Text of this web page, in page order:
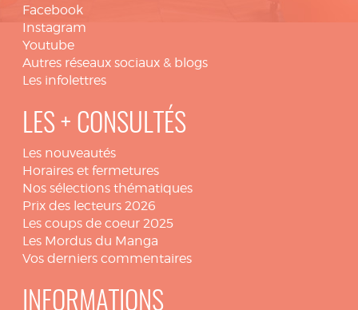
Facebook
Instagram
Youtube
Autres réseaux sociaux & blogs
Les infolettres
LES + CONSULTÉS
Les nouveautés
Horaires et fermetures
Nos sélections thématiques
Prix des lecteurs 2026
Les coups de coeur 2025
Les Mordus du Manga
Vos derniers commentaires
INFORMATIONS